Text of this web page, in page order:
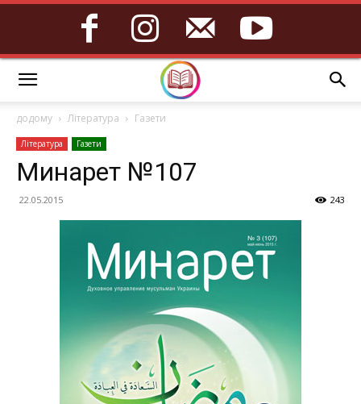
додому Література Газети
Література Газети
Минарет №107
22.05.2015 243